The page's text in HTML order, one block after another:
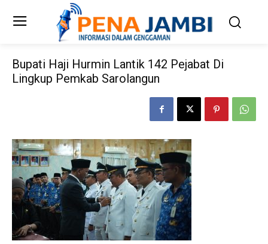
Bupati Haji Hurmin Lantik 142 Pejabat Di
Lingkup Pemkab Sarolangun